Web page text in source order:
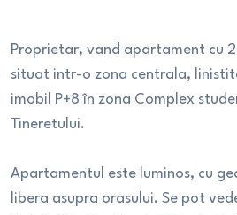
Proprietar, vand apartament cu
situat intr-o zona centrala,
imobil P+8 în zona Complex
Tineretului.
Apartamentul este luminos, cu
libera asupra orasului. Se pot